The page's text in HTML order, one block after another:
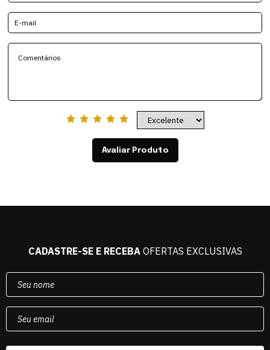
Avaliar Produto
CADASTRE-SE E RECEBAOFERTAS EXCLUSIVAS